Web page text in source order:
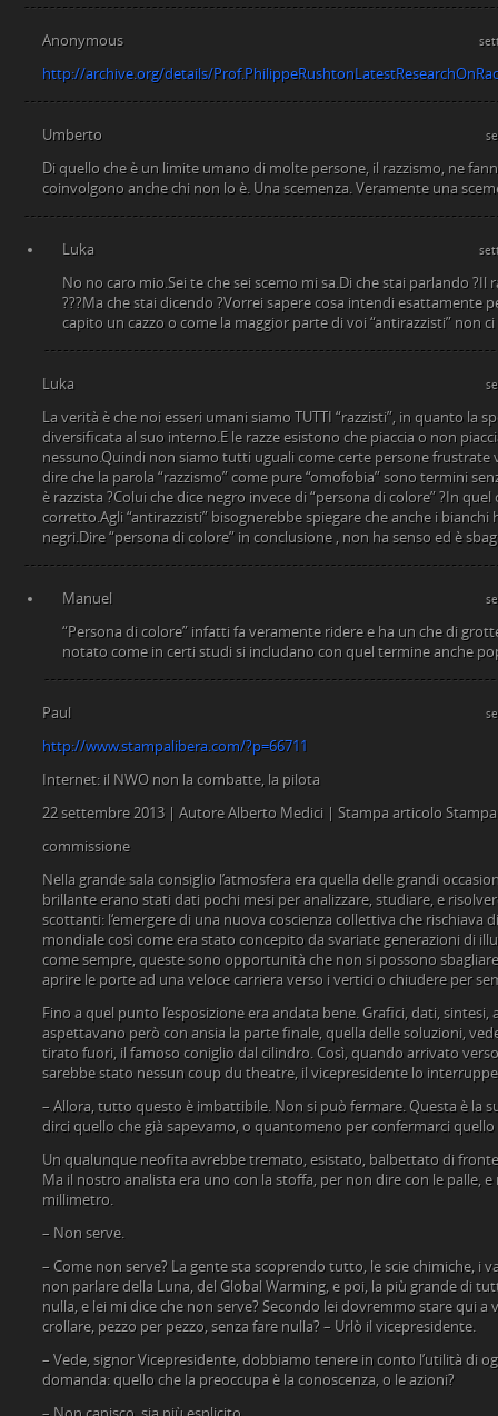
Anonymous
http://archive.org/details/
Umberto
Di quello che è un limite umano di molte persone, il razzismo, ne
coinvolgono anche chi non lo è. Una scemenza. Veramente una
Luka
No no caro mio.Sei te che sei scemo mi sa.Di che stai parlando
???Ma che stai dicendo ?Vorrei sapere cosa intendi esattamente
capito un cazzo o come la maggior parte di voi “antirazzisti” non
Luka
La verità è che noi esseri umani siamo TUTTI “razzisti”, in quanto la
diversificata al suo interno.E le razze esistono che piaccia o non
nessuno.Quindi non siamo tutti uguali come certe persone frustrate
dire che la parola “razzismo” come pure “omofobia” sono termini
è razzista ?Colui che dice negro invece di “persona di colore” ?In
corretto.Agli “antirazzisti” bisognerebbe spiegare che anche i
negri.Dire “persona di colore” in conclusione , non ha senso ed è
Manuel
“Persona di colore” infatti fa veramente ridere e ha un che di
notato come in certi studi si includano con quel termine anche
Paul
http://www.stampalibera.com/?p=66711
Internet: il NWO non la combatte, la pilota
22 settembre 2013 | Autore Alberto Medici | Stampa articolo
commissione
Nella grande sala consiglio l’atmosfera era quella delle grandi
brillante erano stati dati pochi mesi per analizzare, studiare, e
scottanti: l‘emergere di una nuova coscienza collettiva che rischiava
mondiale così come era stato concepito da svariate generazioni di
come sempre, queste sono opportunità che non si possono sbagliare:
aprire le porte ad una veloce carriera verso i vertici o chiudere per
Fino a quel punto l’esposizione era andata bene. Grafici, dati,
aspettavano però con ansia la parte finale, quella delle soluzioni,
tirato fuori, il famoso coniglio dal cilindro. Così, quando arrivato
sarebbe stato nessun coup du theatre, il vicepresidente lo
– Allora, tutto questo è imbattibile. Non si può fermare. Questa è la
dirci quello che già sapevamo, o quantomeno per confermarci
Un qualunque neofita avrebbe tremato, esistato, balbettato di
Ma il nostro analista era uno con la stoffa, per non dire con le palle,
millimetro.
– Non serve.
– Come non serve? La gente sta scoprendo tutto, le scie chimiche, i
non parlare della Luna, del Global Warming, e poi, la più grande di
nulla, e lei mi dice che non serve? Secondo lei dovremmo stare qui
crollare, pezzo per pezzo, senza fare nulla? – Urlò il vicepresidente.
– Vede, signor Vicepresidente, dobbiamo tenere in conto l’utilità di
domanda: quello che la preoccupa è la conoscenza, o le azioni?